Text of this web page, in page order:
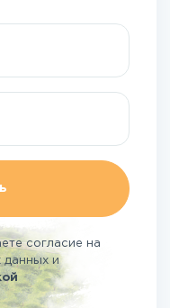
согласие на
данных и